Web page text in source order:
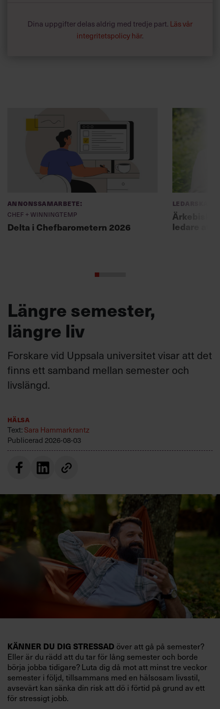
Dina uppgifter delas aldrig med tredje part. Läs vår
integritetspolicy här.
Annonssamarbete:
Chef + Winningtemp
Delta i Chefbarometern 2026
Ledarskap
ledare att
Längre semester,
längre liv
Forskare vid Uppsala universitet visar att det
finns ett samband mellan semester och
livslängd.
Hälsa
Text:Sara Hammarkrantz
Publicerad 2026-08-03
KÄNNER DU DIG STRESSAD över att gå på semester?
Eller är du rädd att du tar för lång semester och borde
börja jobba tidigare? Luta dig då mot att minst tre veckor
semester i följd, tillsammans med en hälsosam livsstil,
avsevärt kan sänka din risk att dö i förtid på grund av ett
för stressigt jobb.